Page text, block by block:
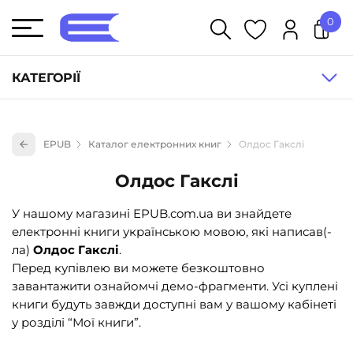
КАТЕГОРІЇ
Книги для дітей (835)
Книги для підлітків (240)
Науково-популярна література (1015)
Навчальна література та посібники (527)
Енциклопедії, довідники, словники (55)
Подарункові сертифікати (1)
0
EPUB Каталог електронних книг Олдос Гакслі
Олдос Гакслі
У нашому магазині EPUB.com.ua ви знайдете
електронні книги українською мовою, які написав(-
ла) Олдос Гакслі.
Перед купівлею ви можете безкоштовно
завантажити ознайомчі демо-фрагменти. Усі куплені
книги будуть завжди доступні вам у вашому кабінеті
у розділі “Мої книги”.